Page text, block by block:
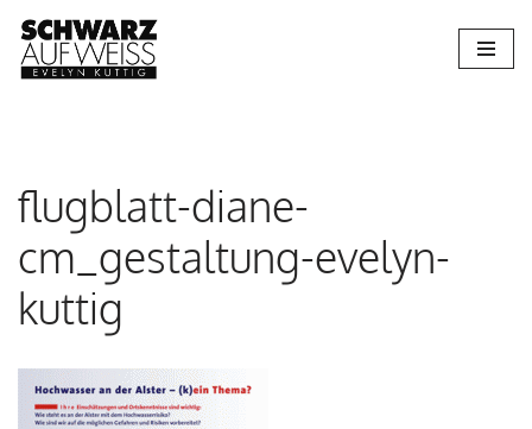
Zum
flugblatt-diane-
cm_gestaltung-evelyn-
kuttig